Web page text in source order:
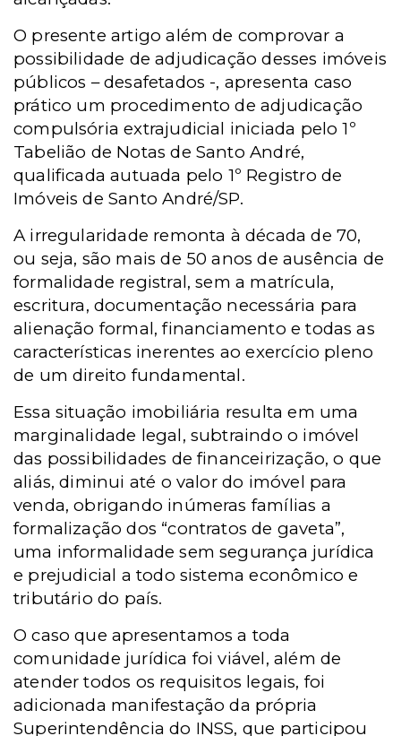
O presente artigo além de comprovar a
possibilidade de adjudicação desses imóveis
públicos – desafetados -, apresenta caso
prático um procedimento de adjudicação
compulsória extrajudicial iniciada pelo 1º
Tabelião de Notas de Santo André,
qualificada autuada pelo 1º Registro de
Imóveis de Santo André/SP.
A irregularidade remonta à década de 70,
ou seja, são mais de 50 anos de ausência de
formalidade registral, sem a matrícula,
escritura, documentação necessária para
alienação formal, financiamento e todas as
características inerentes ao exercício pleno
de um direito fundamental.
Essa situação imobiliária resulta em uma
marginalidade legal, subtraindo o imóvel
das possibilidades de financeirização, o que
aliás, diminui até o valor do imóvel para
venda, obrigando inúmeras famílias a
formalização dos “contratos de gaveta”,
uma informalidade sem segurança jurídica
e prejudicial a todo sistema econômico e
tributário do país.
O caso que apresentamos a toda
comunidade jurídica foi viável, além de
atender todos os requisitos legais, foi
adicionada manifestação da própria
Superintendência do INSS, que participou